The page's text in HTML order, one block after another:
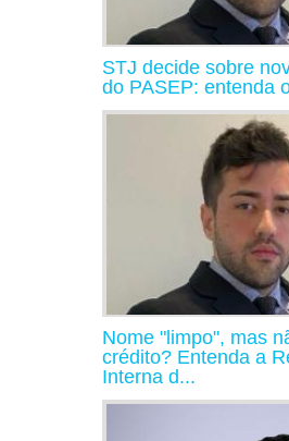
STJ decide sobre
do PASEP: entenda
Nome "limpo", mas
crédito? Entenda a
Interna d...